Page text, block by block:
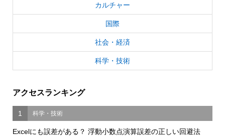
カルチャー
国際
社会・経済
科学・技術
アクセスランキング
1 科学・技術
Excelにも誤差がある？ 浮動小数点演算誤差の正しい回避法